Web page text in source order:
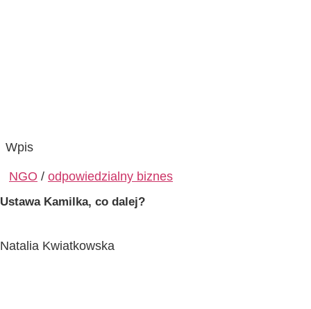
Wpis
NGO / odpowiedzialny biznes
Ustawa Kamilka, co dalej?
Natalia Kwiatkowska